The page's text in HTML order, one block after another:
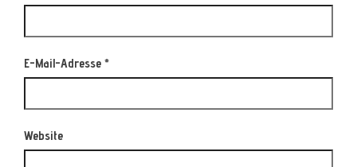
E-Mail-Adresse *
Website